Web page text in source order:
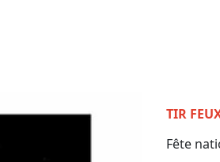
TIR
Fête